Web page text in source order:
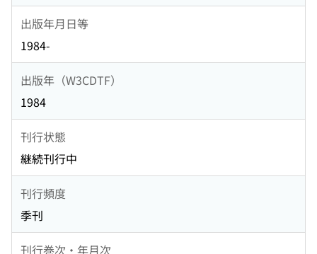
出版年月日等
1984-
出版年（W3CDTF）
1984
刊行状態
継続刊行中
刊行頻度
季刊
刊行巻次・年月次